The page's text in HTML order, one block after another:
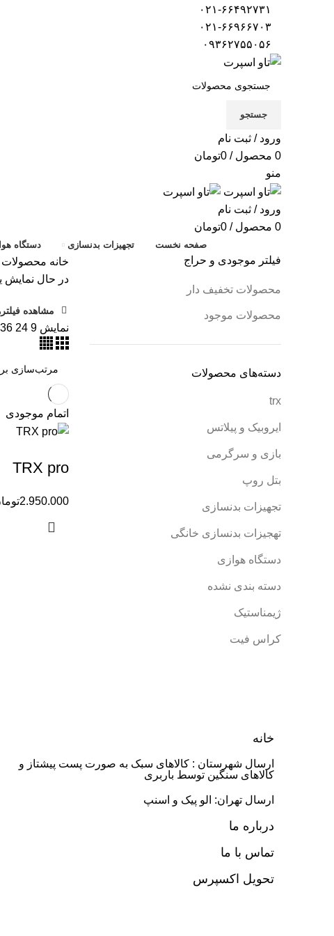
جستجو
ورود / ثبت نام
0 محصول / تومان0
منو
ورود / ثبت نام
0 محصول / تومان0
صفحه نخست تجهیزات بدنسازی دستگاه
فیلتر موجودی و حراج
محصولات تخفیف دار
محصولات موجود
دسته‌های محصولات
trx
ایروبیک و پیلاتس
بازی و سرگرمی
بتل روپ
تجهیزات بدنسازی
تهجیزات بدنسازی خانگی
دستگاه هوازی
دسته بندی نشده
ژیمناستیک
کراس فیت
خانه محصولات
در حال نمایش
مشاهده
نمایش9
24
36
اتمام موجودی
TRX pro
2.950.000
خانه
ارسال شهرستان : کالاهای سبک به صورت پست پیشتاز و
کالاهای سنگین توسط باربری
ارسال تهران: الو پیک و اسنپ
درباره ما
تماس با ما
تحویل اکسپرس